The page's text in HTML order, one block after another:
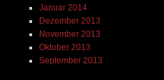
Januar 2014
Dezember 2013
November 2013
Oktober 2013
September 2013